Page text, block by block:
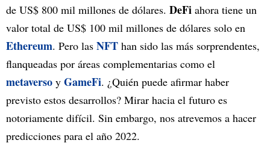
de US$ 800 mil millones de dólares. DeFi ahora tiene un
valor total de US$ 100 mil millones de dólares solo en
Ethereum. Pero las NFT han sido las más sorprendentes,
flanqueadas por áreas complementarias como el
metaverso y GameFi. ¿Quién puede afirmar haber
previsto estos desarrollos? Mirar hacia el futuro es
notoriamente difícil. Sin embargo, nos atrevemos a hacer
predicciones para el año 2022.